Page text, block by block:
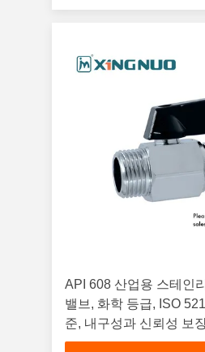
API 608 산업용 스테인
밸브, 화학 등급, ISO
준, 내구성과 신뢰성 보